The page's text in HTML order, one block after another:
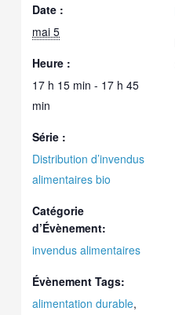
Date :
mai 5
Heure :
17 h 15 min - 17 h 45
min
Série :
Distribution d’invendus
alimentaires bio
Catégorie
d’Évènement:
invendus alimentaires
Évènement Tags:
alimentation durable,